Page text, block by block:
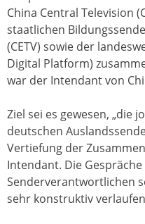
China Central Television
staatlichen
(CETV) sowie der
Digital Platform)
war der Intendant von
Ziel sei es gewesen, „die
deutschen
Vertiefung der
Intendant. Die
Senderverantwortlichen
sehr konstruktiv